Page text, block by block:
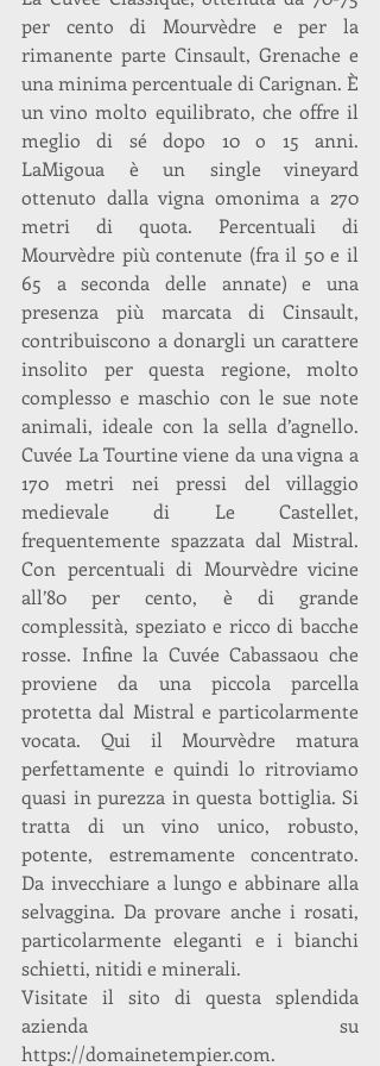
per cento di Mourvèdre e per la
rimanente parte Cinsault, Grenache e
una minima percentuale di Carignan. È
un vino molto equilibrato, che offre il
meglio di sé dopo 10 o 15 anni.
LaMigoua è un single vineyard
ottenuto dalla vigna omonima a 270
metri di quota. Percentuali di
Mourvèdre più contenute (fra il 50 e il
65 a seconda delle annate) e una
presenza più marcata di Cinsault,
contribuiscono a donargli un carattere
insolito per questa regione, molto
complesso e maschio con le sue note
animali, ideale con la sella d’agnello.
Cuvée La Tourtine viene da una vigna a
170 metri nei pressi del villaggio
medievale di Le Castellet,
frequentemente spazzata dal Mistral.
Con percentuali di Mourvèdre vicine
all’80 per cento, è di grande
complessità, speziato e ricco di bacche
rosse. Infine la Cuvée Cabassaou che
proviene da una piccola parcella
protetta dal Mistral e particolarmente
vocata. Qui il Mourvèdre matura
perfettamente e quindi lo ritroviamo
quasi in purezza in questa bottiglia. Si
tratta di un vino unico, robusto,
potente, estremamente concentrato.
Da invecchiare a lungo e abbinare alla
selvaggina. Da provare anche i rosati,
particolarmente eleganti e i bianchi
schietti, nitidi e minerali.
Visitate il sito di questa splendida
azienda su
https://domainetempier.com.